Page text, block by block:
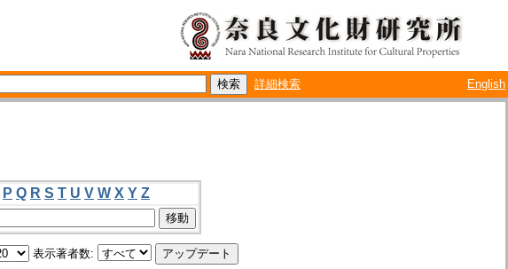
詳細検索 English
P Q R S T U V W X Y Z
表示著者数: